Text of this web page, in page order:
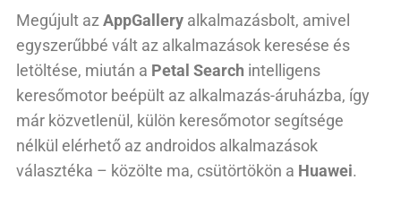
Megújult az AppGallery alkalmazásbolt, amivel
egyszerűbbé vált az alkalmazások keresése és
letöltése, miután a Petal Search intelligens
keresőmotor beépült az alkalmazás-áruházba, így
már közvetlenül, külön keresőmotor segítsége
nélkül elérhető az androidos alkalmazások
választéka – közölte ma, csütörtökön a Huawei.